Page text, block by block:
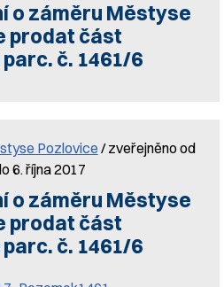
o záměru Městyse
prodat část
č. 1461/6
Pozlovice / zveřejněno od
6. října 2017
o záměru Městyse
prodat část
č. 1461/6